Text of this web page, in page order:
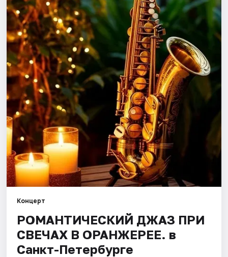
Города
Площадки
Артисты
Рейтинги
Концерт
РОМАНТИЧЕСКИЙ ДЖАЗ ПРИ
СВЕЧАХ В ОРАНЖЕРЕЕ. в
Санкт-Петербурге